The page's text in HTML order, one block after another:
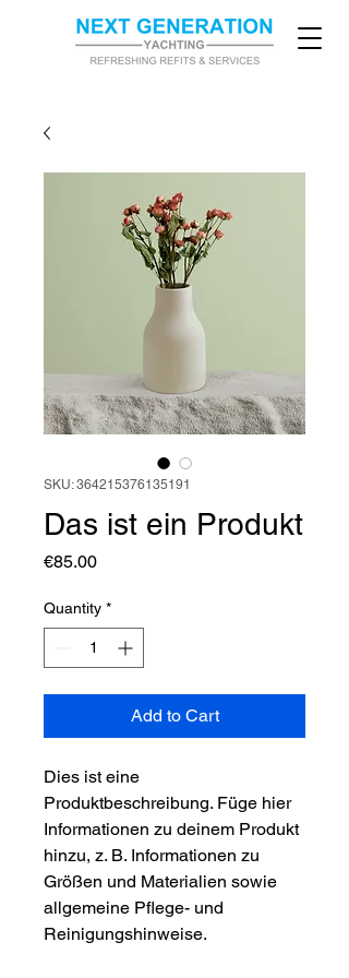
SKU: 364215376135191
Das ist ein Produkt
€85.00Price
Quantity *
Add to Cart
Dies ist eine
Produktbeschreibung. Füge hier
Informationen zu deinem Produkt
hinzu, z. B. Informationen zu
Größen und Materialien sowie
allgemeine Pflege- und
Reinigungshinweise.